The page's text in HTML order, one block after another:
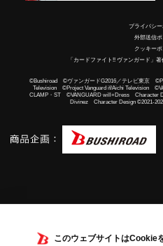
このウェブサイトはCookie
プライバシ
外部送信
クッキー
「カードファイト!! ヴァンガード」
©Bushiroad ©ヴァンガードG2016／テレビ東京
Television ©Project Vanguard if/Aichi Television
CLAMP・ST ©VANGUARD will+Dress Character
Divinez Character Design ©2021-